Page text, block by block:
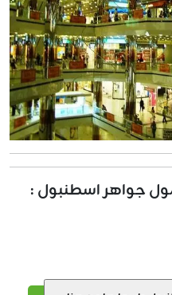
جواهر اسطنبول :